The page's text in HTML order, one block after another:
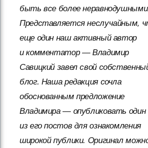
быть все более
Представляется неслучайным,
еще один наш активный автор
и комментатор — Владимир
Савицкий завел свой
блог. Наша редакция сочла
обоснованным предложение
Владимира — опубликовать один
из его постов для ознакомления
широкой публики. Оригинал